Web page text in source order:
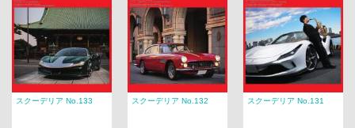
スクーデリア No.133 スクーデリア No.132 スクーデリア No.131